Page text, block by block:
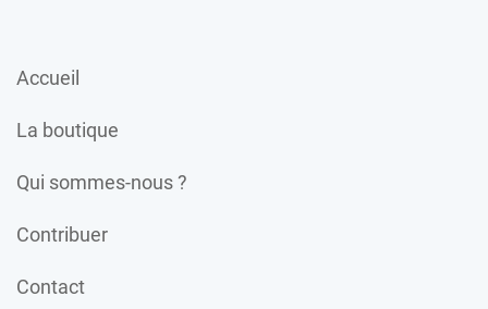
Accueil
La boutique
Qui sommes-nous ?
Contribuer
Contact